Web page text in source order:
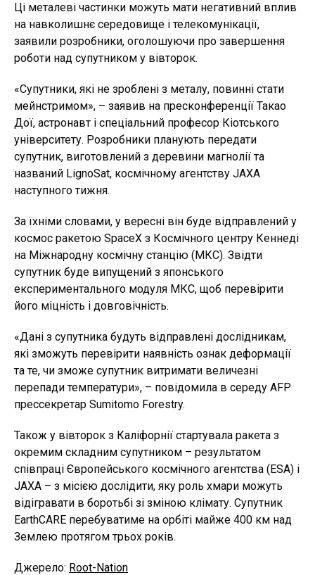
Ці металеві частинки можуть мати негативний вплив
на навколишнє середовище і телекомунікації,
заявили розробники, оголошуючи про завершення
роботи над супутником у вівторок.
«Супутники, які не зроблені з металу, повинні стати
мейнстримом», – заявив на пресконференції Такао
Дої, астронавт і спеціальний професор Кіотського
університету. Розробники планують передати
супутник, виготовлений з деревини магнолії та
названий LignoSat, космічному агентству JAXA
наступного тижня.
За їхніми словами, у вересні він буде відправлений у
космос ракетою SpaceX з Космічного центру Кеннеді
на Міжнародну космічну станцію (МКС). Звідти
супутник буде випущений з японського
експериментального модуля МКС, щоб перевірити
його міцність і довговічність.
«Дані з супутника будуть відправлені дослідникам,
які зможуть перевірити наявність ознак деформації
та те, чи зможе супутник витримати величезні
перепади температури», – повідомила в середу AFP
прессекретар Sumitomo Forestry.
Також у вівторок з Каліфорнії стартувала ракета з
окремим складним супутником – результатом
співпраці Європейського космічного агентства (ESA) і
JAXA – з місією дослідити, яку роль хмари можуть
відігравати в боротьбі зі зміною клімату. Супутник
EarthCARE перебуватиме на орбіті майже 400 км над
Землею протягом трьох років.
Джерело: Root-Nation